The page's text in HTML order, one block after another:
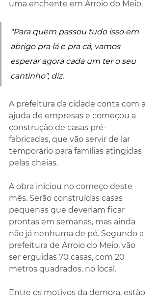
uma enchente em Arroio do Meio.
"Para quem passou tudo isso em
abrigo pra lá e pra cá, vamos
esperar agora cada um ter o seu
cantinho", diz.
A prefeitura da cidade conta com a
ajuda de empresas e começou a
construção de casas pré-
fabricadas, que vão servir de lar
temporário para famílias atingidas
pelas cheias.
A obra iniciou no começo deste
mês. Serão construídas casas
pequenas que deveriam ficar
prontas em semanas, mas ainda
não já nenhuma de pé. Segundo a
prefeitura de Arroio do Meio, vão
ser erguidas 70 casas, com 20
metros quadrados, no local.
Entre os motivos da demora, estão